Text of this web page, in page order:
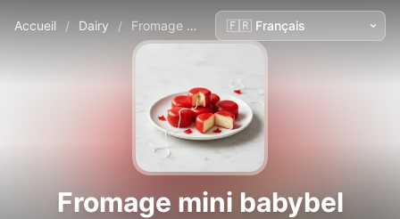
Accueil / Dairy / Fromage mini babybel
Fromage mini babybel